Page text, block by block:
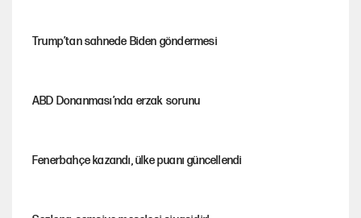
Trump’tan sahnede Biden göndermesi
ABD Donanması’nda erzak sorunu
Fenerbahçe kazandı, ülke puanı güncellendi